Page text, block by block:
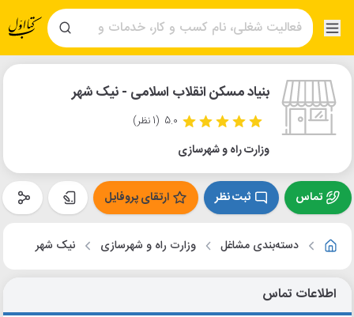
بنیاد مسکن انقلاب اسلامی - نیک شهر
5.0 (1 نظر)
وزارت راه و شهرسازی
تماس ثبت نظر ارتقای پروفایل
دسته‌بندی مشاغل وزارت راه و شهرسازی نیک شهر
اطلاعات تماس